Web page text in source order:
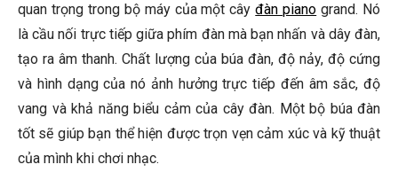
quan trọng trong bộ máy của một câyđàn piano grand. Nó
là cầu nối trực tiếp giữa phím đàn mà bạn nhấn và dây đàn,
tạo ra âm thanh. Chất lượng của búa đàn, độ nảy, độ cứng
và hình dạng của nó ảnh hưởng trực tiếp đến âm sắc, độ
vang và khả năng biểu cảm của cây đàn. Một bộ búa đàn
tốt sẽ giúp bạn thể hiện được trọn vẹn cảm xúc và kỹ thuật
của mình khi chơi nhạc.